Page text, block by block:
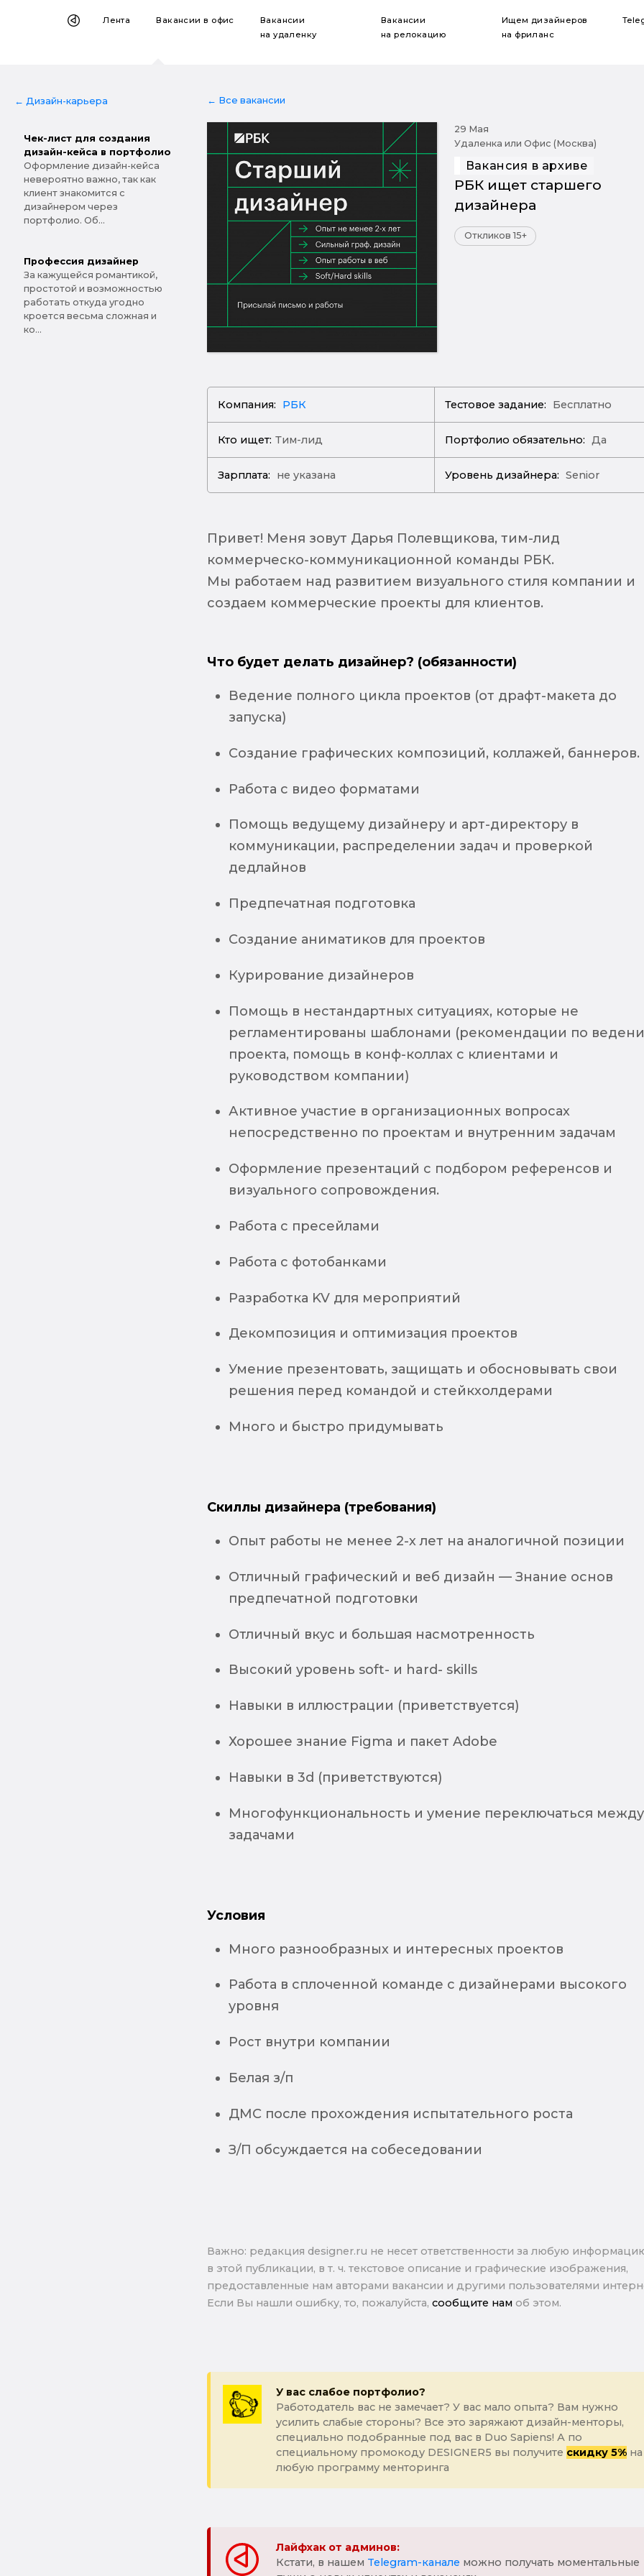
Лента Вакансиив офис
Вакансии
на удаленку
Вакансии
на релокацию
Ищем дизайнеров
на фриланс
← Дизайн-карьера
Чек-лист для создания
дизайн-кейса в портфолио
Оформление дизайн-кейса
невероятно важно, так как
клиент знакомится с
дизайнером через
портфолио. Об...
Профессия дизайнер
За кажущейся романтикой,
простотой и возможностью
работать откуда угодно
кроется весьма сложная и
ко...
← Все вакансии
29 Мая
Удаленка или Офис (Москва)
Вакансия в архиве
РБК ищет старшего
дизайнера
Откликов 15+
Компания: РБК Тестовое задание: Бесплатно
Кто ищет: Тим-лид Портфолио обязательно: Да
Зарплата: не указана Уровень дизайнера: Senior
Привет! Меня зовут Дарья Полевщикова, тим-лид
коммерческо-коммуникационной команды РБК.
Мы работаем над развитием визуального стиля компании и
создаем коммерческие проекты для клиентов.
Что будет делать дизайнер? (обязанности)
Ведение полного цикла проектов (от драфт-макета до
запуска)
Создание графических композиций, коллажей, баннеров.
Работа с видео форматами
Помощь ведущему дизайнеру и арт-директору в
коммуникации, распределении задач и проверкой
дедлайнов
Предпечатная подготовка
Создание аниматиков для проектов
Курирование дизайнеров
Помощь в нестандартных ситуациях, которые не
регламентированы шаблонами (рекомендации по
проекта, помощь в конф-коллах с клиентами и
руководством компании)
Активное участие в организационных вопросах
непосредственно по проектам и внутренним задачам
Оформление презентаций с подбором референсов и
визуального сопровождения.
Работа с пресейлами
Работа с фотобанками
Разработка KV для мероприятий
Декомпозиция и оптимизация проектов
Умение презентовать, защищать и обосновывать свои
решения перед командой и стейкхолдерами
Много и быстро придумывать
Скиллы дизайнера (требования)
Опыт работы не менее 2-х лет на аналогичной позиции
Отличный графический и веб дизайн — Знание основ
предпечатной подготовки
Отличный вкус и большая насмотренность
Высокий уровень soft- и hard- skills
Навыки в иллюстрации (приветствуется)
Хорошее знание Figma и пакет Adobe
Навыки в 3d (приветствуются)
Многофункциональность и умение переключаться между
задачами
Условия
Много разнообразных и интересных проектов
Работа в сплоченной команде с дизайнерами высокого
уровня
Рост внутри компании
Белая з/п
ДМС после прохождения испытательного роста
З/П обсуждается на собеседовании
Важно: pедакция designer.ru не несет ответственности за любую
в этой публикации, в т. ч. текстовое описание и графические изображения,
предоставленные нам авторами вакансии и другими пользователями
Если Вы нашли ошибку, то, пожалуйста, сообщите нам об этом.
У вас слабое портфолио?
Работодатель вас не замечает? У вас мало опыта? Вам нужно
усилить слабые стороны? Все это заряжают дизайн-менторы,
специально подобранные под вас в Duo Sapiens! А по
специальному промокоду DESIGNER5 вы получите скидку 5%на
любую программу менторинга
Лайфхак от админов:
Кстати, в нашем Telegram-канале можно получать моментальные